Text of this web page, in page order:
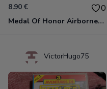
8.90 € 0
Medal Of Honor Airborne Xbox 360
VictorHugo75